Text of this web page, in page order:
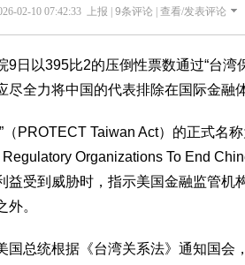
02-10 07:42:33 上报 | 9条评论 | 查看/发表评论
9日以395比2的压倒性票数通过“台
尽全力将中国的代表排除在国际金融
（PROTECT Taiwan Act）的正式名
Regulatory Organizations To End
益受到威胁时，指示美国金融监管机
外。
国总统根据《台湾关系法》通知国会